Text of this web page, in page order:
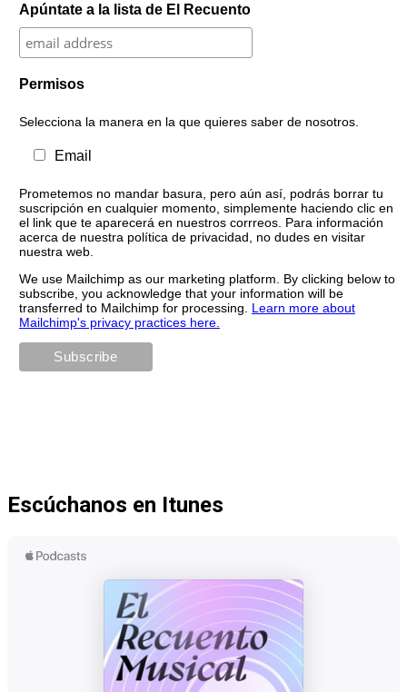
Apúntate a la lista de El Recuento
Permisos
Selecciona la manera en la que quieres saber de nosotros.
Email
Prometemos no mandar basura, pero aún así, podrás borrar tu
suscripción en cualquier momento, simplemente haciendo clic en
el link que te aparecerá en nuestros corrreos. Para información
acerca de nuestra política de privacidad, no dudes en visitar
nuestra web.
We use Mailchimp as our marketing platform. By clicking below to
subscribe, you acknowledge that your information will be
transferred to Mailchimp for processing. Learn more about
Mailchimp's privacy practices here.
Escúchanos en Itunes